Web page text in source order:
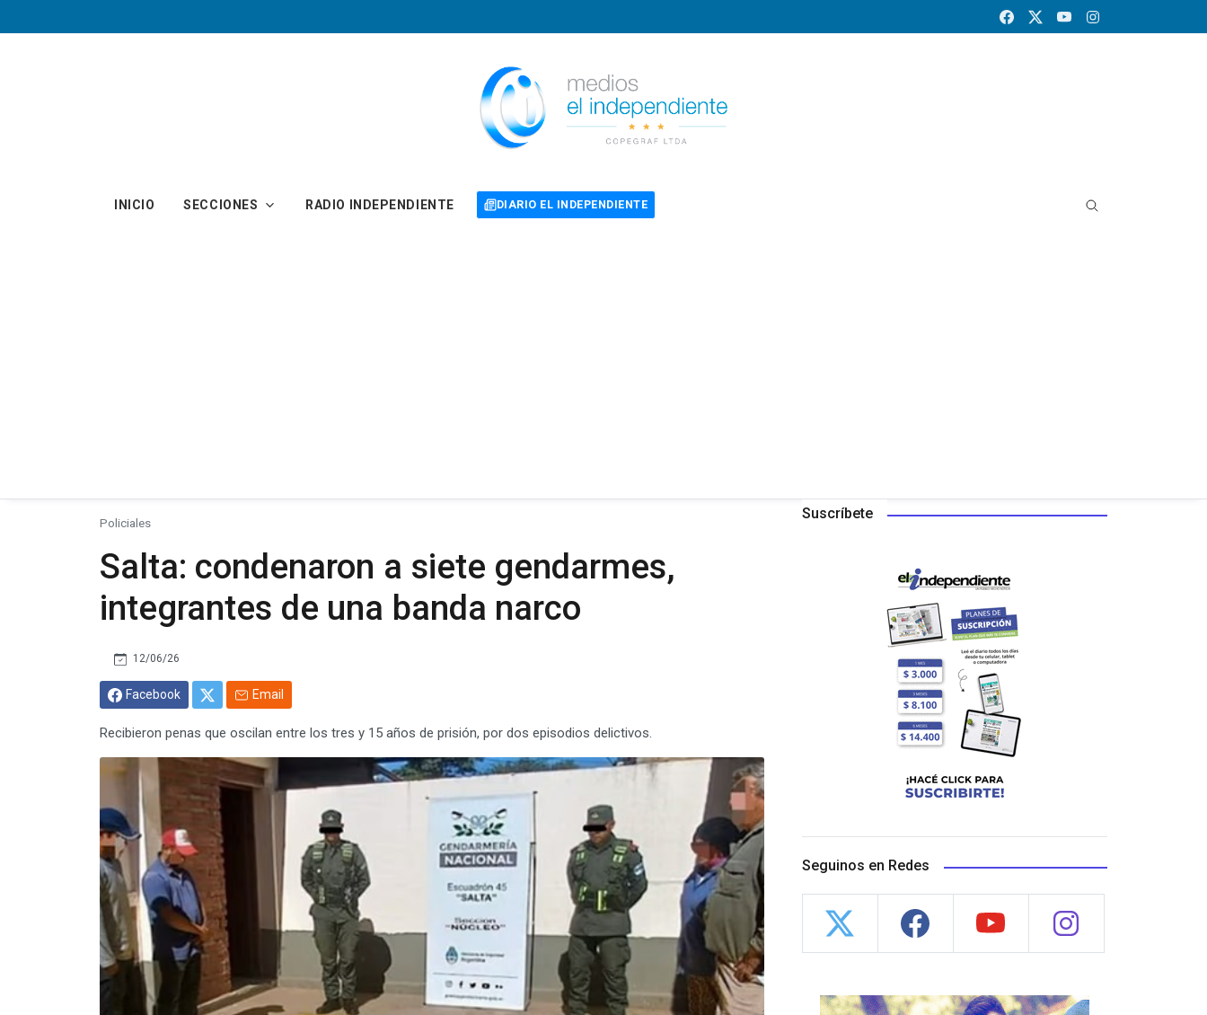
INICIO SECCIONES RADIO INDEPENDIENTE DIARIO EL INDEPENDIENTE
Policiales
Salta: condenaron a siete gendarmes,
integrantes de una banda narco
12/06/26
Facebook Email
Recibieron penas que oscilan entre los tres y 15 años de prisión, por dos episodios delictivos.
Suscríbete
Seguinos en Redes